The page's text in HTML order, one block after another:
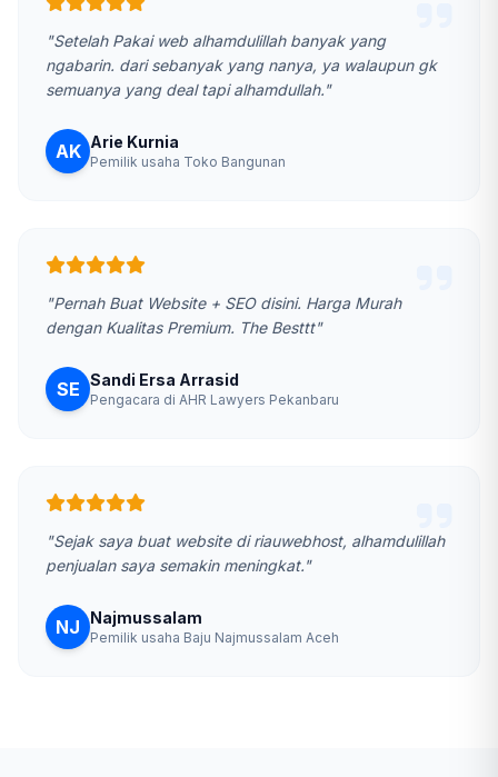
"Setelah Pakai web alhamdulillah banyak yang
ngabarin. dari sebanyak yang nanya, ya walaupun gk
semuanya yang deal tapi alhamdullah."
AK Arie Kurnia
Pemilik usaha Toko Bangunan
"Pernah Buat Website + SEO disini. Harga Murah
dengan Kualitas Premium. The Besttt"
SE Sandi Ersa Arrasid
Pengacara di AHR Lawyers Pekanbaru
"Sejak saya buat website di riauwebhost, alhamdulillah
penjualan saya semakin meningkat."
NJ Najmussalam
Pemilik usaha Baju Najmussalam Aceh